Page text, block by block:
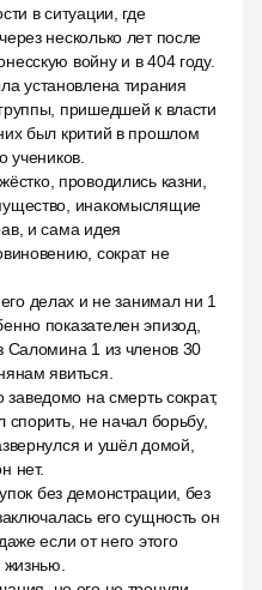
в ситуации, где
несколько лет после
войну и в 404 году.
установлена тирания
пришедшей к власти
был критий в прошлом
учеников.
проводились казни,
инакомыслящие
и сама идея
сократ не
делах и не занимал ни 1
показателен эпизод,
Саломина 1 из членов 30
явиться.
на смерть сократ,
не начал борьбу,
и ушёл домой,
нет.
без демонстрации, без
его сущность он
если от него этого